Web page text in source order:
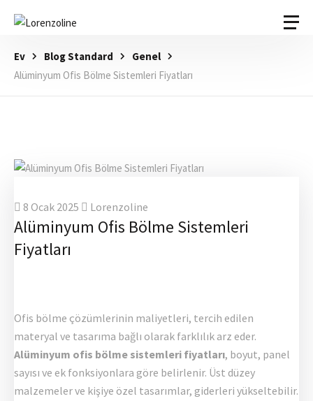
Ev Blog Standard
Genel
Alüminyum Ofis Bölme Sistemleri Fiyatları
8 Ocak 2025 Lorenzoline
Alüminyum Ofis Bölme Sistemleri
Fiyatları
Ofis bölme çözümlerinin maliyetleri, tercih edilen
materyal ve tasarıma bağlı olarak farklılık arz eder.
Alüminyum ofis bölme sistemleri fiyatları, boyut, panel
sayısı ve ek fonksiyonlara göre belirlenir. Üst düzey
malzemeler ve kişiye özel tasarımlar, giderleri yükseltebilir.